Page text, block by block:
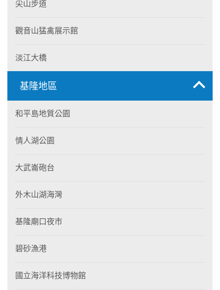
尖山步道
觀音山猛禽展示館
淡江大橋
基隆地區
和平島地質公園
情人湖公園
大武崙砲台
外木山湖海灣
基隆廟口夜市
碧砂漁港
國立海洋科技博物館